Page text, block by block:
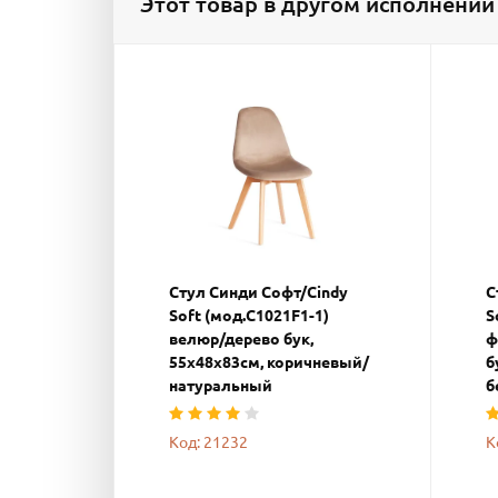
Стул Синди Софт/Cindy
Soft (мод.C1021F1-1)
велюр/дерево бук,
55х48х83см, коричневый/
натуральный
Код: 21232